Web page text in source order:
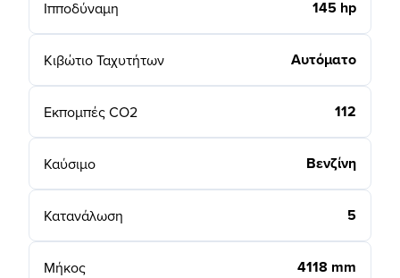
Ιπποδύναμη 145 hp
Κιβώτιο Ταχυτήτων Αυτόματο
Εκπομπές CO2 112
Καύσιμο Βενζίνη
Κατανάλωση 5
Μήκος 4118 mm